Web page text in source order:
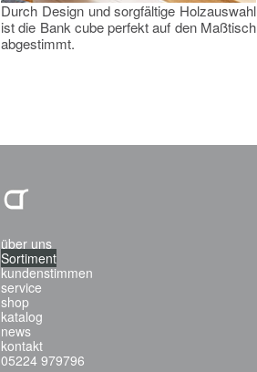
Durch Design und sorgfältige Holzauswahl
ist die Bank cube perfekt auf den Maßtisch
abgestimmt.
über uns
Sortiment
kundenstimmen
service
shop
katalog
news
kontakt
05224 979796